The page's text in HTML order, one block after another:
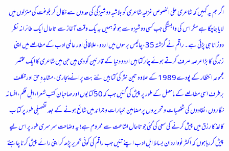
ء
اگر ہم یہ کہیں کہ شاعری علی الخصوص غزلیہ شاعری کو بلاشبہ دوشیزگی کی حدوں سے نکال کر بلوغت کی منزلوں میں
لایا جاچگا ہے مگر اس کی وابستگی جب کسی دوشیزہ سے ہو تو ہمیں بہ یک وقت آغاز سے تاحال ایک طائرانہ نظر
دوڑانا ہی پڑتی ہے۔ راقم نے گزشتہ 35،چالیس برسوں میں اردو،علاقائی اور عالمی ادب کے مطالعے میں اپنی
زندگی کا بڑا عرصہ صرف کرتے ہوئے چار کتابیں اردو دنیا کے قارئین کو دی ہیں جن میں شاعری کا ایک مختصر
مجموعہ انتظار کے پودے1989 کے علاوہ تین نثر کی کتابیں نئے بت پرانے پجاری، مشاہدہ ِ حق اور تکلف
برطرف اسی مطالعے کے ماحصل کے طور پر پیش کی گئیں جب کہ50کتابوں اور صاحبان کتب شعرا،اہل قلم،افسانہ
نگاروں،نقادوں کی شخصیات و تحریروں پر مضامین اخبارات و جرائد میں شائع ہونے کے بعد تفصیلی طور پر کتاب
کاغذ کا رزق میں پیش کرنے کی سعی کی گئی جو تاحال اشاعت سے محروم ہے! یہ وضاحت سرسری طور پر اس لیے
پیش کررہا ہوں کہ اکثر نوواردان بساط اہل ادب اپنے تئیں جب راقم کی کوئی تحریر پڑھ کر اپنی رائے پیش کرنا چاہتے